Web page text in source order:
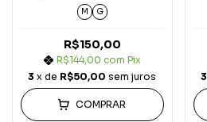
M G
R$150,00
R$144,00 com Pix
3 x de R$50,00 sem juros
COMPRAR
3